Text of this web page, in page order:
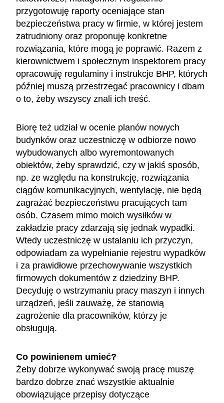
przygotowuję raporty oceniające stan
bezpieczeństwa pracy w firmie, w której jestem
zatrudniony oraz proponuję konkretne
rozwiązania, które mogą je poprawić. Razem z
kierownictwem i społecznym inspektorem pracy
opracowuję regulaminy i instrukcje BHP, których
później muszą przestrzegać pracownicy i dbam
o to, żeby wszyscy znali ich treść.
Biorę też udział w ocenie planów nowych
budynków oraz uczestniczę w odbiorze nowo
wybudowanych albo wyremontowanych
obiektów, żeby sprawdzić, czy w jakiś sposób,
np. ze względu na konstrukcję, rozwiązania
ciągów komunikacyjnych, wentylację, nie będą
zagrażać bezpieczeństwu pracujących tam
osób. Czasem mimo moich wysiłków w
zakładzie pracy zdarzają się jednak wypadki.
Wtedy uczestniczę w ustalaniu ich przyczyn,
odpowiadam za wypełnianie rejestru wypadków
i za prawidłowe przechowywanie wszystkich
firmowych dokumentów z dziedziny BHP.
Decyduję o wstrzymaniu pracy maszyn i innych
urządzeń, jeśli zauważę, że stanowią
zagrożenie dla pracowników, którzy je
obsługują.
Co powinienem umieć?
Żeby dobrze wykonywać swoją pracę muszę
bardzo dobrze znać wszystkie aktualnie
obowiązujące przepisy dotyczące